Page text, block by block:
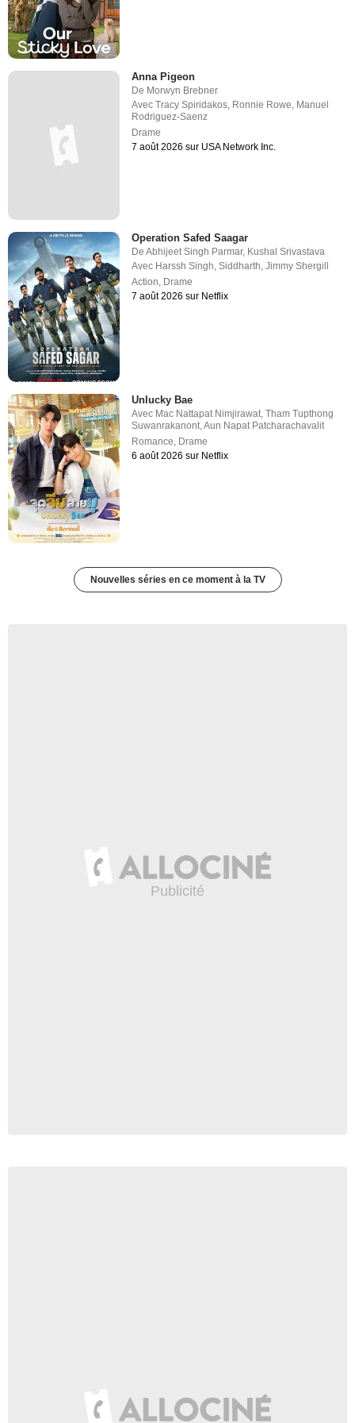
Anna Pigeon
De Morwyn Brebner
AvecTracy Spiridakos, Ronnie Rowe, Manuel
Rodriguez-Saenz
Drame
7 août 2026 sur USA Network Inc.
Operation Safed Saagar
DeAbhijeet Singh Parmar, Kushal Srivastava
Avec Harssh Singh,Siddharth,Jimmy Shergill
Action, Drame
7 août 2026 sur Netflix
Unlucky Bae
Avec Mac Nattapat Nimjirawat ,Tham Tupthong
Suwanrakanont ,Aun Napat Patcharachavalit
Romance Drame
6 août 2026 sur Netflix
Nouvelles séries en ce moment à la TV